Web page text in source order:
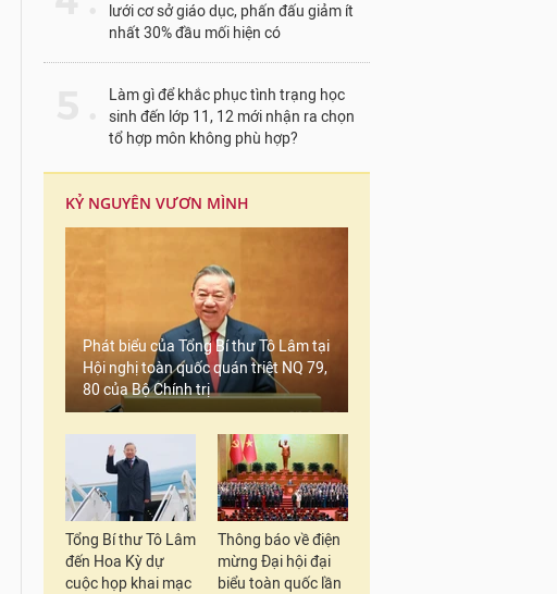
lưới cơ sở giáo dục, phấn đấu giảm ít
nhất 30% đầu mối hiện có
Làm gì để khắc phục tình trạng học
sinh đến lớp 11, 12 mới nhận ra chọn
tổ hợp môn không phù hợp?
KỶ NGUYÊN VƯƠN MÌNH
Phát biểu của Tổng Bí thư Tô Lâm tại
Hội nghị toàn quốc quán triệt NQ 79,
80 của Bộ Chính trị
Tổng Bí thư Tô Lâm
đến Hoa Kỳ dự
cuộc họp khai mạc
Thông báo về điện
mừng Đại hội đại
biểu toàn quốc lần